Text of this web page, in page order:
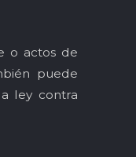
o actos de
puede
ley contra